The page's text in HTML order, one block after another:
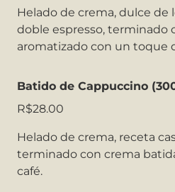
Helado de crema, dulce de
doble espresso, terminado
aromatizado con un toque
Batido de Cappuccino
R$28.00
Helado de crema, receta
terminado con crema
café.